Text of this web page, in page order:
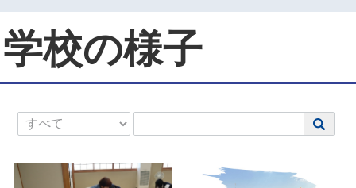
学校の様子